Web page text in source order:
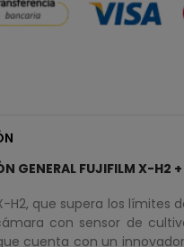
GENERAL FUJIFILM X-
X-H2, que supera los límites
con sensor de
cuenta con un innovador